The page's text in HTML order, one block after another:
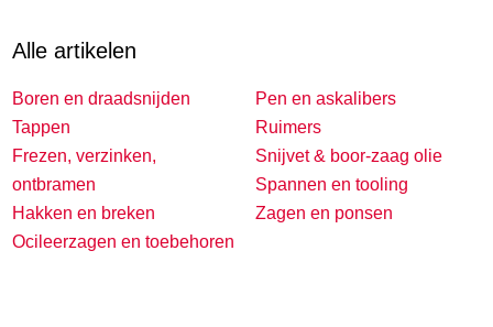
Alle artikelen
Boren en draadsnijden
Tappen
Frezen, verzinken,
ontbramen
Hakken en breken
Ocileerzagen en toebehoren
Pen en askalibers
Ruimers
Snijvet & boor-zaag olie
Spannen en tooling
Zagen en ponsen